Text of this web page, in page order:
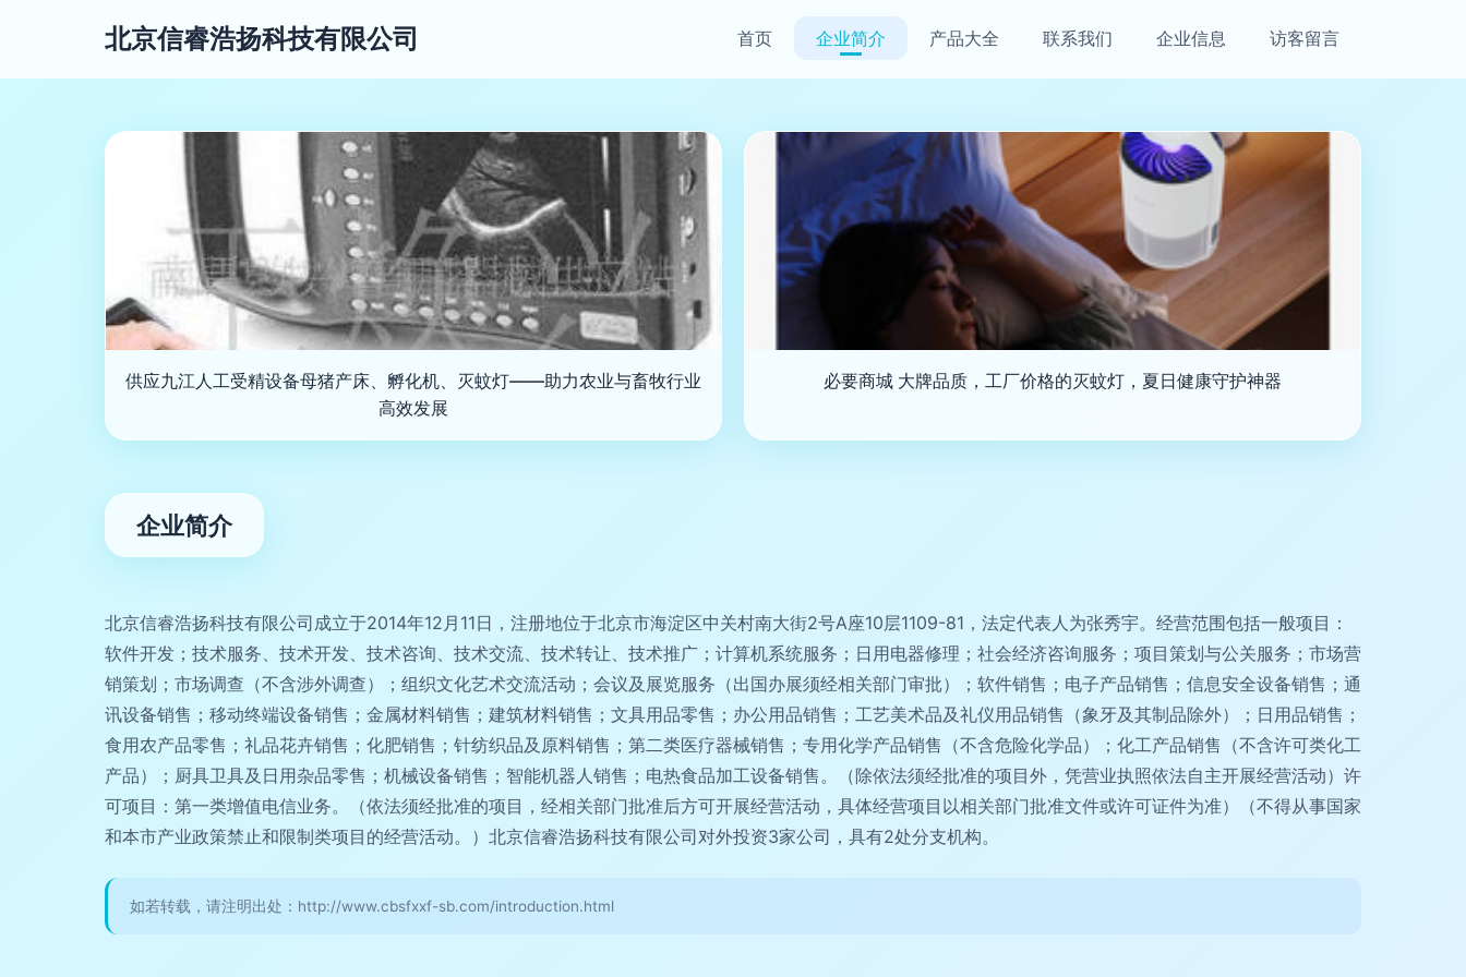
北京信睿浩扬科技有限公司 首页 企业简介 产品大全 联系我们 企业信息 访客留言
供应九江人工受精设备母猪产床、孵化机、灭蚊灯——助力农业与畜牧行业
高效发展
必要商城 大牌品质，工厂价格的灭蚊灯，夏日健康守护神器
企业简介
北京信睿浩扬科技有限公司成立于2014年12月11日，注册地位于北京市海淀区中关村南大街2号A座10层1109-81，法定代表人为张秀宇。经营范围包括一般项目：
软件开发；技术服务、技术开发、技术咨询、技术交流、技术转让、技术推广；计算机系统服务；日用电器修理；社会经济咨询服务；项目策划与公关服务；市场营
销策划；市场调查（不含涉外调查）；组织文化艺术交流活动；会议及展览服务（出国办展须经相关部门审批）；软件销售；电子产品销售；信息安全设备销售；通
讯设备销售；移动终端设备销售；金属材料销售；建筑材料销售；文具用品零售；办公用品销售；工艺美术品及礼仪用品销售（象牙及其制品除外）；日用品销售；
食用农产品零售；礼品花卉销售；化肥销售；针纺织品及原料销售；第二类医疗器械销售；专用化学产品销售（不含危险化学品）；化工产品销售（不含许可类化工
产品）；厨具卫具及日用杂品零售；机械设备销售；智能机器人销售；电热食品加工设备销售。（除依法须经批准的项目外，凭营业执照依法自主开展经营活动）许
可项目：第一类增值电信业务。（依法须经批准的项目，经相关部门批准后方可开展经营活动，具体经营项目以相关部门批准文件或许可证件为准）（不得从事国家
和本市产业政策禁止和限制类项目的经营活动。）北京信睿浩扬科技有限公司对外投资3家公司，具有2处分支机构。
如若转载，请注明出处：http://www.cbsfxxf-sb.com/introduction.html